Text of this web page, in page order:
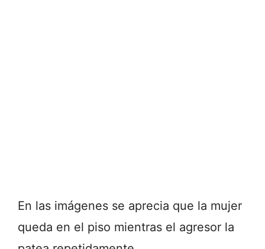
En las imágenes se aprecia que la mujer
queda en el piso mientras el agresor la